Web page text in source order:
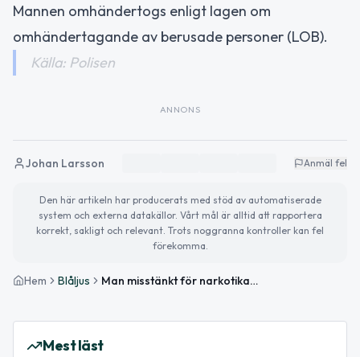
Mannen omhändertogs enligt lagen om
omhändertagande av berusade personer (LOB).
Källa: Polisen
ANNONS
Johan Larsson Anmäl fel
Den här artikeln har producerats med stöd av automatiserade
system och externa datakällor. Vårt mål är alltid att rapportera
korrekt, sakligt och relevant. Trots noggranna kontroller kan fel
förekomma.
Hem Blåljus Man misstänkt för narkotikabrott och våldsamt motstånd i Lund
Mest läst